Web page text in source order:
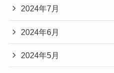
2024年7月
2024年6月
2024年5月